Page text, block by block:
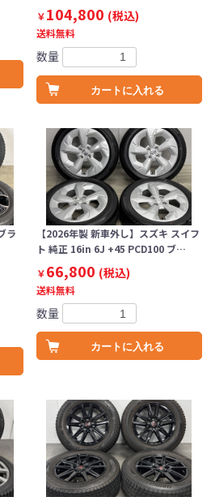
￥104,800 (税込)
送料無料
数量
カートに入れる
ラ
【2026年製 新車外し】スズキ スイフ
ト 純正 16in 6J +45 PCD100 ブ…
￥66,800 (税込)
送料無料
数量
カートに入れる